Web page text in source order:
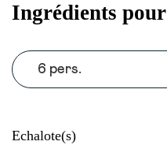
Ingrédients pour
6 pers.
Echalote(s)